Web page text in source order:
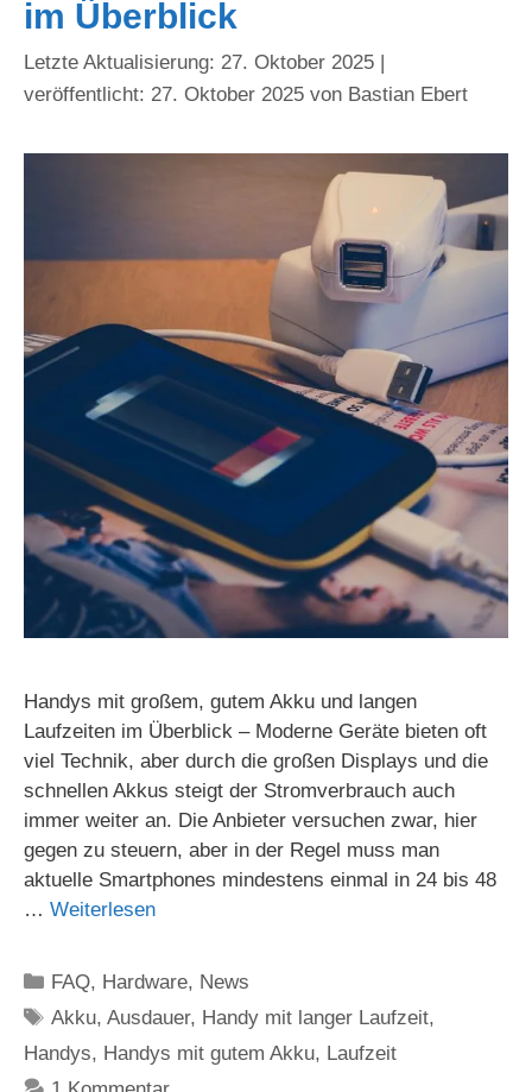
im Überblick
27. Oktober 2025
27. Oktober 2025 von Bastian Ebert
Handys mit großem, gutem Akku und langen
Laufzeiten im Überblick – Moderne Geräte bieten oft
viel Technik, aber durch die großen Displays und die
schnellen Akkus steigt der Stromverbrauch auch
immer weiter an. Die Anbieter versuchen zwar, hier
gegen zu steuern, aber in der Regel muss man
aktuelle Smartphones mindestens einmal in 24 bis 48
… Weiterlesen
Kategorien
FAQ, Hardware, News
Schlagwörter
Akku,Ausdauer, Handy mit langer Laufzeit,
Handys, Handys mit gutem Akku, Laufzeit